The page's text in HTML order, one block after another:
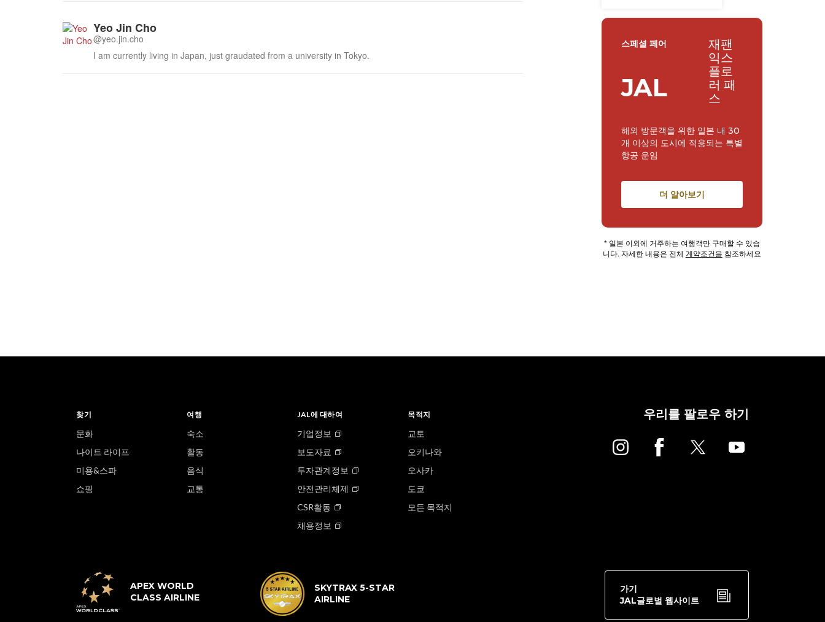
Yeo Jin Cho
@yeo.jin.cho
I am currently living in Japan, just graudated from a university in Tokyo.
스페셜 페어
JAL
재팬
익스
플로
러 패
스
해외 방문객을 위한 일본 내 30
개 이상의 도시에 적용되는 특별
항공 운임
더 알아보기
* 일본 이외에 거주하는 여행객만 구매할 수 있습
니다. 자세한 내용은 전체 계약조건을 참조하세요
찾기
문화
나이트 라이프
미용&스파
쇼핑
여행
숙소
활동
음식
교통
JAL에 대하여
기업정보
보도자료
투자관계정보
안전관리체제
CSR활동
채용정보
목적지
교토
오키나와
오사카
도쿄
모든 목적지
우리를 팔로우 하기
APEX WORLD
CLASS AIRLINE
SKYTRAX 5-STAR
AIRLINE
가기
JAL글로벌 웹사이트